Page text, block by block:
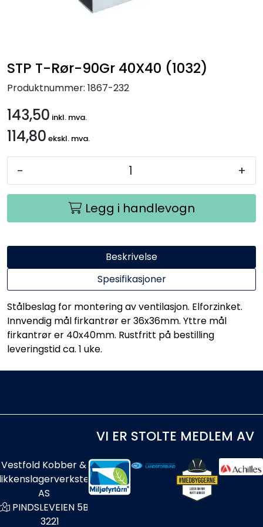
STP T-Rør-90Gr 40X40 (1032)
Produktnummer: 1867-232
143,50 inkl. mva.
114,80 ekskl. mva.
- +
Legg i handlevogn
Beskrivelse
Spesifikasjoner
Stålbeslag for montering av ventilasjon. Elforzinket.
Innvendig mål firkantrør er 36x36mm. Yttre mål
firkantrør er 40x40mm. Rustfritt på bestilling
leveringstid ca. 1 uke.
VI ER STOLTE MEDLEM AV
Vestfold Kobber &
AS
PINDSLEVEIEN 5B
3221